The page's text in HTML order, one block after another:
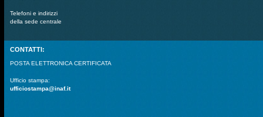
Telefoni e indirizzi
della sede centrale
CONTATTI:
POSTA ELETTRONICA CERTIFICATA
Ufficio stampa:
ufficiostampa@inaf.it